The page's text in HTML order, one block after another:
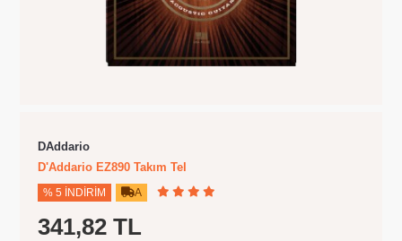
DAddario
D'Addario EZ890 Takım Tel
% 5 İNDIRIM A
341,82 TL